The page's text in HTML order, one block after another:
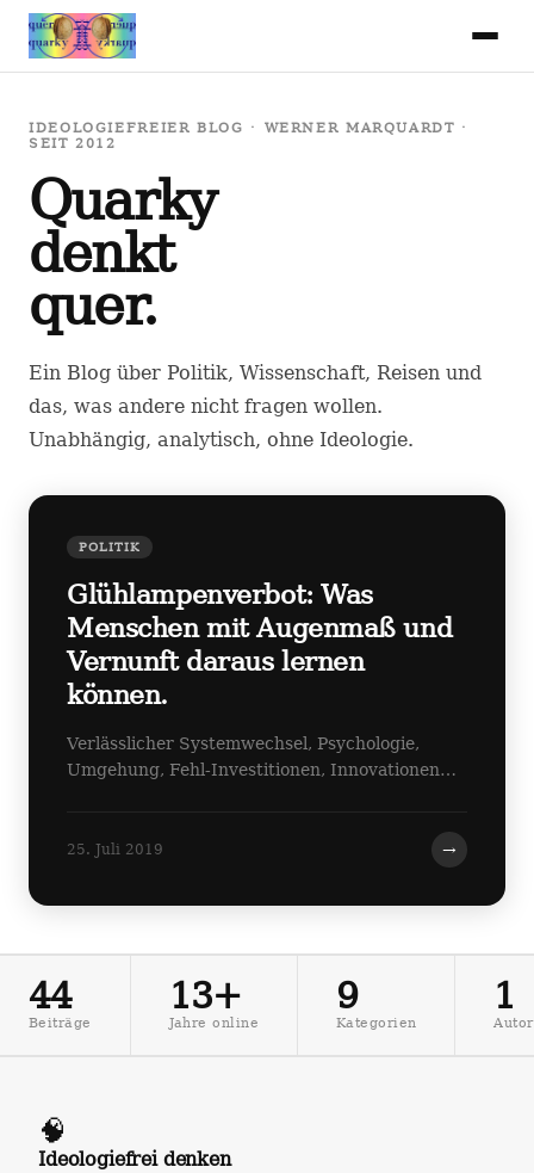
IDEOLOGIEFREIER BLOG · WERNER MARQUARDT ·
SEIT 2012
Quarky
denkt
quer.
Ein Blog über Politik, Wissenschaft, Reisen und
das, was andere nicht fragen wollen.
Unabhängig, analytisch, ohne Ideologie.
POLITIK
Glühlampenverbot: Was
Menschen mit Augenmaß und
Vernunft daraus lernen
können.
Verlässlicher Systemwechsel, Psychologie,
Umgehung, Fehl-Investitionen, Innovationen…
25. Juli 2019 →
44
Beiträge
13+
Jahre online
9
Kategorien
1
Autor
🧠
Ideologiefrei denken